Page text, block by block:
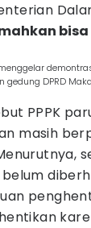
gedung DPRD
PPPK
masih